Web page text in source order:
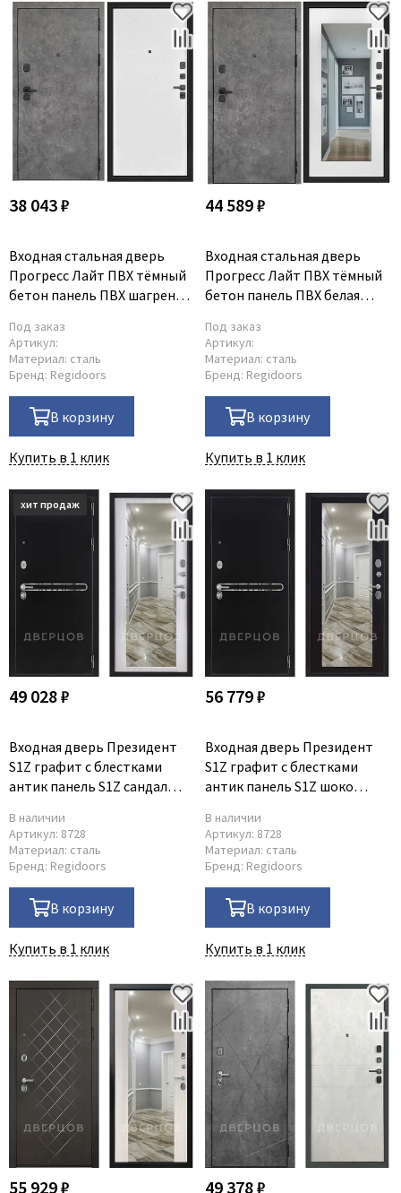
38 043 ₽
Входная стальная дверь
Прогресс Лайт ПВХ тёмный
бетон панель ПВХ шагрень
Под заказ
Артикул:
Материал: сталь
Бренд: Regidoors
В корзину
Купить в 1 клик
44 589 ₽
Входная стальная дверь
Прогресс Лайт ПВХ тёмный
бетон панель ПВХ белая
Под заказ
Артикул:
Материал: сталь
Бренд: Regidoors
В корзину
Купить в 1 клик
49 028 ₽
Входная дверь Президент
S1Z графит с блестками
антик панель S1Z сандал
В наличии
Артикул: 8728
Материал: сталь
Бренд: Regidoors
В корзину
Купить в 1 клик
56 779 ₽
Входная дверь Президент
S1Z графит с блестками
антик панель S1Z шоко
В наличии
Артикул: 8728
Материал: сталь
Бренд: Regidoors
В корзину
Купить в 1 клик
55 929 ₽ 49 378 ₽